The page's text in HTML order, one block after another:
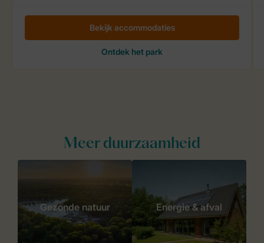
Meer duurzaamheid
Gezonde natuur Energie & afval